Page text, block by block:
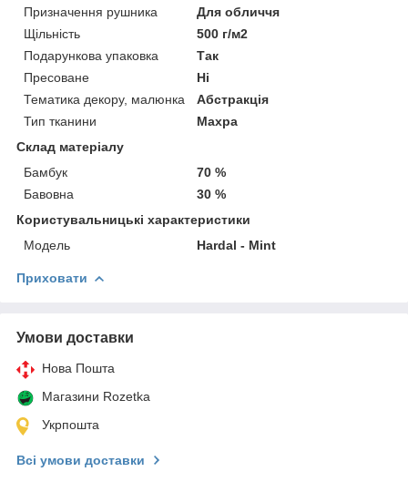
Призначення рушника
Для обличчя
Щільність
500 г/м2
Подарункова упаковка
Так
Пресоване
Ні
Тематика декору, малюнка
Абстракція
Тип тканини
Махра
Склад матеріалу
Бамбук
70 %
Бавовна
30 %
Користувальницькі характеристики
Модель
Hardal - Mint
Приховати
Умови доставки
Нова Пошта
Магазини Rozetka
Укрпошта
Всі умови доставки